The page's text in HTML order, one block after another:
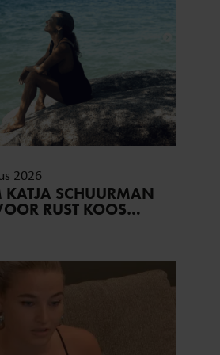
2026
SCHUURMAN
RUST KOOS…